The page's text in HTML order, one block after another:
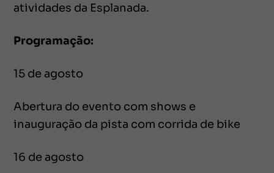
atividades da Esplanada.
Programação:
15 de agosto
Abertura do evento com shows e
inauguração da pista com corrida de bike
16 de agosto